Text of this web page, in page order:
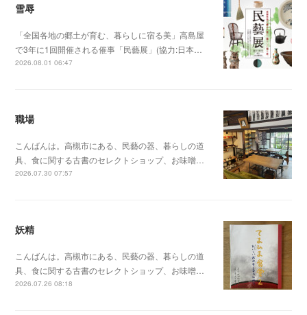
雪辱
「全国各地の郷土が育む、暮らしに宿る美」高島屋
で3年に1回開催される催事「民藝展」(協力:日本…
2026.08.01 06:47
職場
こんばんは。高槻市にある、民藝の器、暮らしの道
具、食に関する古書のセレクトショップ、お味噌…
2026.07.30 07:57
妖精
こんばんは。高槻市にある、民藝の器、暮らしの道
具、食に関する古書のセレクトショップ、お味噌…
2026.07.26 08:18